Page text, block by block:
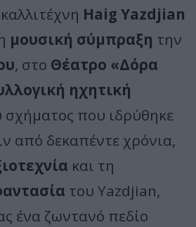
Haig Yazdjian
μουσική σύμπραξη την
, στο Θέατρο «Δόρα
ηχητική
σχήματος που ιδρύθηκε
από δεκαπέντε χρόνια,
και τη
του Yazdjian,
ένα ζωντανό πεδίο